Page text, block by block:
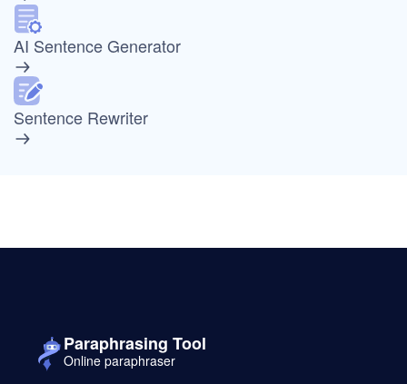
AI Sentence Generator
Sentence Rewriter
Paraphrasing Tool
Online paraphraser